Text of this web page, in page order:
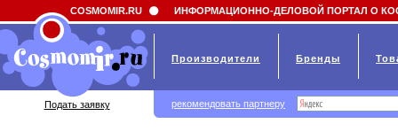
Field 'news_title' doesn't have a default value
COSMOMIR.RU ИНФОРМАЦИОННО-ДЕЛОВОЙ ПОРТАЛ О
Производители Бренды
Подать заявку рекомендовать партнеру